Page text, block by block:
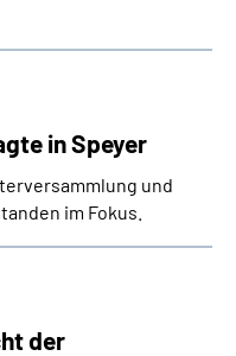
in Speyer
und
im Fokus.
der